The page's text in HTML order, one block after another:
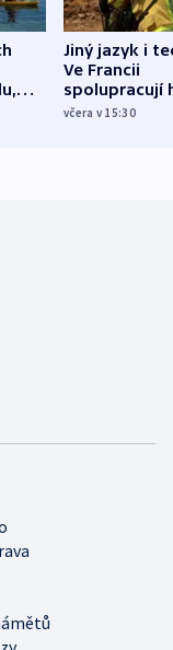
Jiný jazyk i
Ve Francii
spolupracují
různých zemí
včera v 15:30